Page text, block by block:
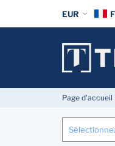
Page d'accueil
EUR